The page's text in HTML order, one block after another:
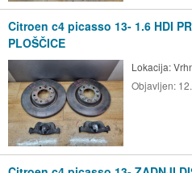
Citroen c4 picasso 13- 1.6 HDI
PLOŠČICE
Lokacija:
Objavljen: